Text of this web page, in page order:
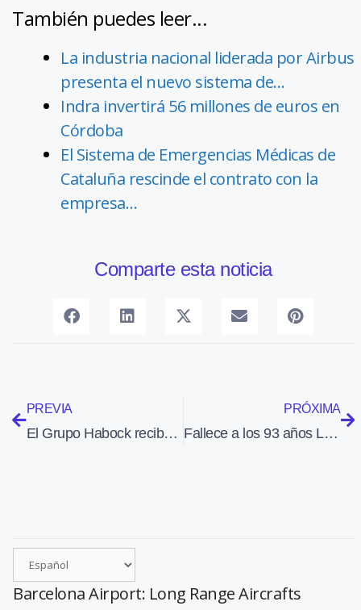
También puedes leer...
La industria nacional liderada por Airbus
presenta el nuevo sistema de…
Indra invertirá 56 millones de euros en
Córdoba
El Sistema de Emergencias Médicas de
Cataluña rescinde el contrato con la
empresa…
Comparte esta noticia
PREVIA
El Grupo Habock recibe 25 M€ de un fondo de deuda privada para financiar su expansión
PRÓXIMA
Fallece a los 93 años Luigi Pascale, fundador de Tecnam
Barcelona Airport: Long Range Aircrafts